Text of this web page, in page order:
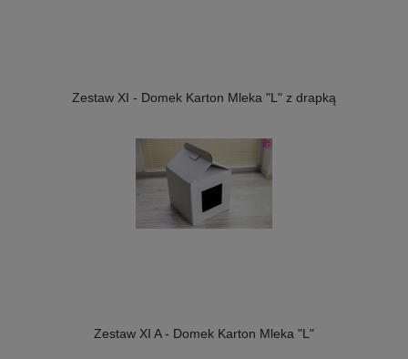
Zestaw XI - Domek Karton Mleka "L" z drapką
Zestaw XI A - Domek Karton Mleka "L"